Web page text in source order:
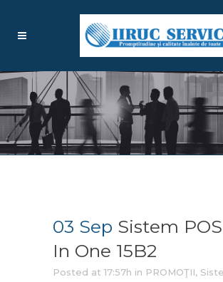
03 Sep Sistem
In One 15B2
Posted at 17:57h in PROMOŢII,